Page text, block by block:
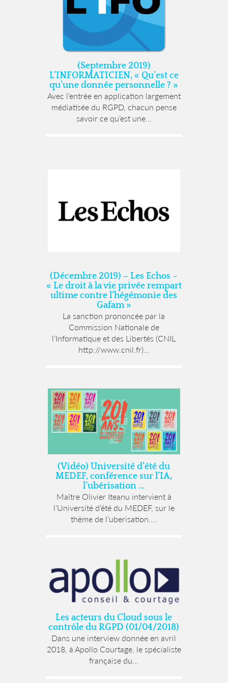
(Septembre 2019)
L’INFORMATICIEN, « Qu’est ce
qu’une donnée personnelle ? »
Avec l’entrée en application largement
médiatisée du RGPD, chacun pense
savoir ce qu’est une...
(Décembre 2019) – Les Echos –
« Le droit à la vie privée rempart
ultime contre l’hégémonie des
Gafam »
La sanction prononcée par la
Commission Nationale de
l’Informatique et des Libertés (CNIL
http://www.cnil.fr)...
(Vidéo) Université d’été du
MEDEF, conférence sur l’IA,
l’ubérisation …
Maître Olivier Iteanu intervient à
l’Université d’été du MEDEF, sur le
thème de l’uberisation....
Les acteurs du Cloud sous le
contrôle du RGPD (01/04/2018)
Dans une interview donnée en avril
2018, à Apollo Courtage, le spécialiste
française du...